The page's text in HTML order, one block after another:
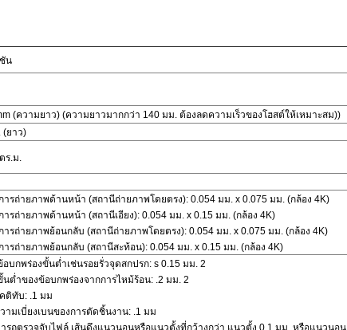
น
(ความยาว) (ความยาวมากกว่า 140 มม. ต้องลดความเร็วของโฮสต์ให้เหมาะสม))
(ยาว)
ร.ม.
รถ่ายภาพด้านหน้า (สถานีถ่ายภาพโดยตรง): 0.054 มม. x 0.075 มม. (กล้อง 4K)
รถ่ายภาพด้านหน้า (สถานีเอียง): 0.054 มม. x 0.15 มม. (กล้อง 4K)
รถ่ายภาพย้อนกลับ (สถานีถ่ายภาพโดยตรง): 0.054 มม. x 0.075 มม. (กล้อง 4K)
รถ่ายภาพย้อนกลับ (สถานีสะท้อน): 0.054 มม. x 0.15 มม. (กล้อง 4K)
บกพร่องขั้นต่ำเช่นรอยรั่วจุดสกปรก: s 0.15 มม. 2
ต่ำของข้อบกพร่องจากการไหม้ร้อน: .2 มม. 2
ติทับ: .1 มม
ามเบี่ยงเบนของการตัดชิ้นงาน: .1 มม
รถตรวจจับไฟล์ เส้นดึงแนวนอนหรือแนวตั้งที่กว้างกว่า แนวตั้ง 0.1 มม. หรือแนวนอน